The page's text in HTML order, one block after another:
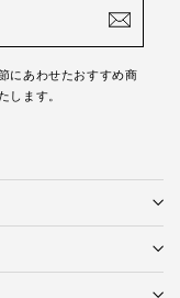
にあわせたおすすめ商
します。